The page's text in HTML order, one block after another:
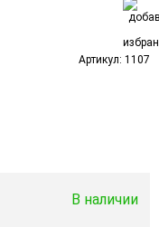
Артикул: 1107
В наличии